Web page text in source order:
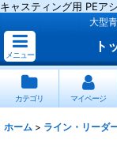
キャスティング用 PEア
大型
メニュー
ト
カテゴリ マイページ
ホーム > ライン・リーダ